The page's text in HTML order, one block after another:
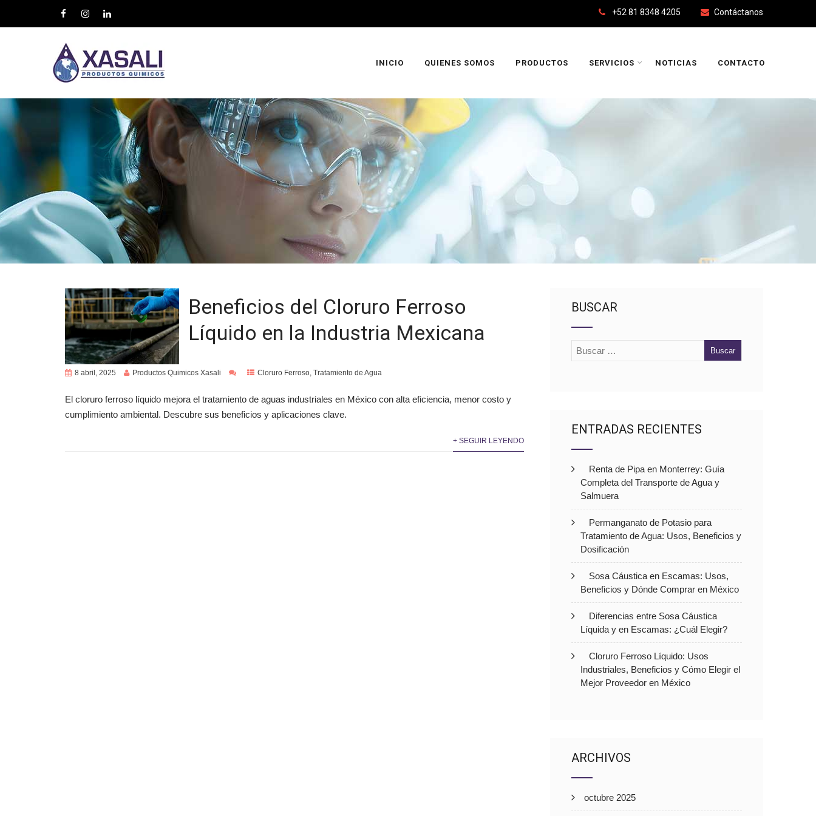
+52 81 8348 4205 Contáctanos
INICIO QUIENES SOMOS PRODUCTOS SERVICIOS NOTICIAS CONTACTO
Beneficios del Cloruro Ferroso
Líquido en la Industria Mexicana
8 abril, 2025 Productos Quimicos Xasali Cloruro Ferroso, Tratamiento de Agua
El cloruro ferroso líquido mejora el tratamiento de aguas industriales en México con alta eficiencia, menor costo y
cumplimiento ambiental. Descubre sus beneficios y aplicaciones clave.
+ SEGUIR LEYENDO
BUSCAR
ENTRADAS RECIENTES
Renta de Pipa en Monterrey: Guía
Completa del Transporte de Agua y
Salmuera
Permanganato de Potasio para
Tratamiento de Agua: Usos, Beneficios y
Dosificación
Sosa Cáustica en Escamas: Usos,
Beneficios y Dónde Comprar en México
Diferencias entre Sosa Cáustica
Líquida y en Escamas: ¿Cuál Elegir?
Cloruro Ferroso Líquido: Usos
Industriales, Beneficios y Cómo Elegir el
Mejor Proveedor en México
ARCHIVOS
octubre 2025